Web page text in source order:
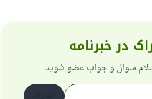
در خبرنامه
سوال و جواب عضو شوید